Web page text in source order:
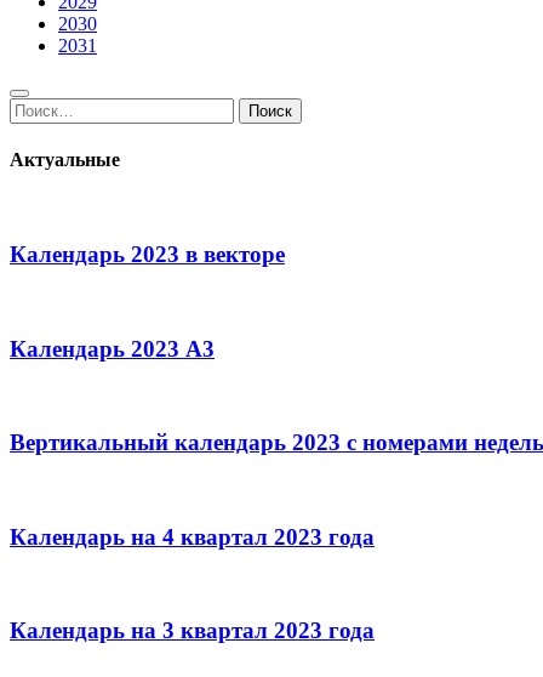
2030
2031
Поиск:
Поиск
Актуальные
Календарь 2023 в векторе
Календарь 2023 А3
Вертикальный календарь 2023 с номерами недель
Календарь на 4 квартал 2023 года
Календарь на 3 квартал 2023 года